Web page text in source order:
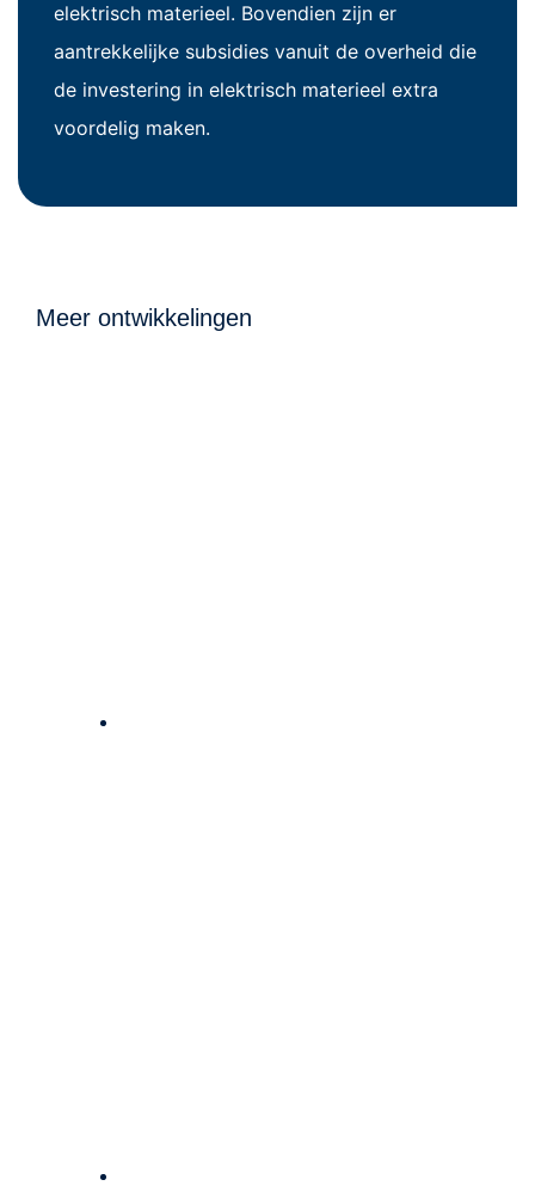
elektrisch materieel. Bovendien zijn er
aantrekkelijke subsidies vanuit de overheid die
de investering in elektrisch materieel extra
voordelig maken.
Meer ontwikkelingen